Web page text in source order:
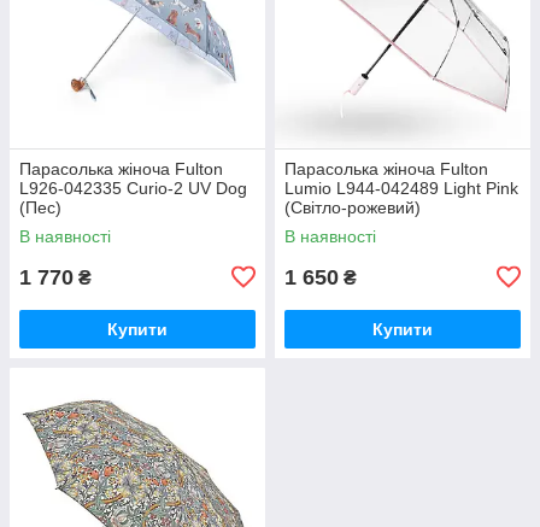
Парасолька жіноча Fulton
L926-042335 Curio-2 UV Dog
(Пес)
В наявності
1 770 ₴
Купити
Парасолька жіноча Fulton
Lumio L944-042489 Light Pink
(Світло-рожевий)
В наявності
1 650 ₴
Купити